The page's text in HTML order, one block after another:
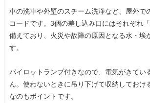
車の洗車や外壁のスチーム洗浄など、屋外で
コードです。3個の差し込み口にはそれぞれ
備えており、火災や故障の原因となる水・埃
す。
パイロットランプ付きなので、電気がきてい
ん。使わないときに吊り下げて収納しておけ
なのもポイントです。